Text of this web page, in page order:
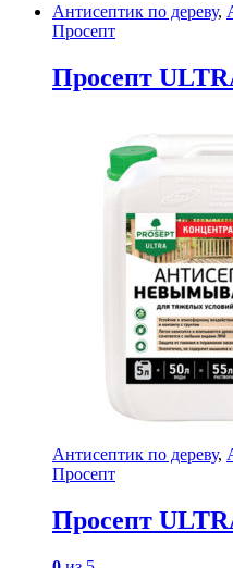
Антисептик по дереву,
Просепт
Просепт
Антисептик по дереву,
Просепт
Просепт